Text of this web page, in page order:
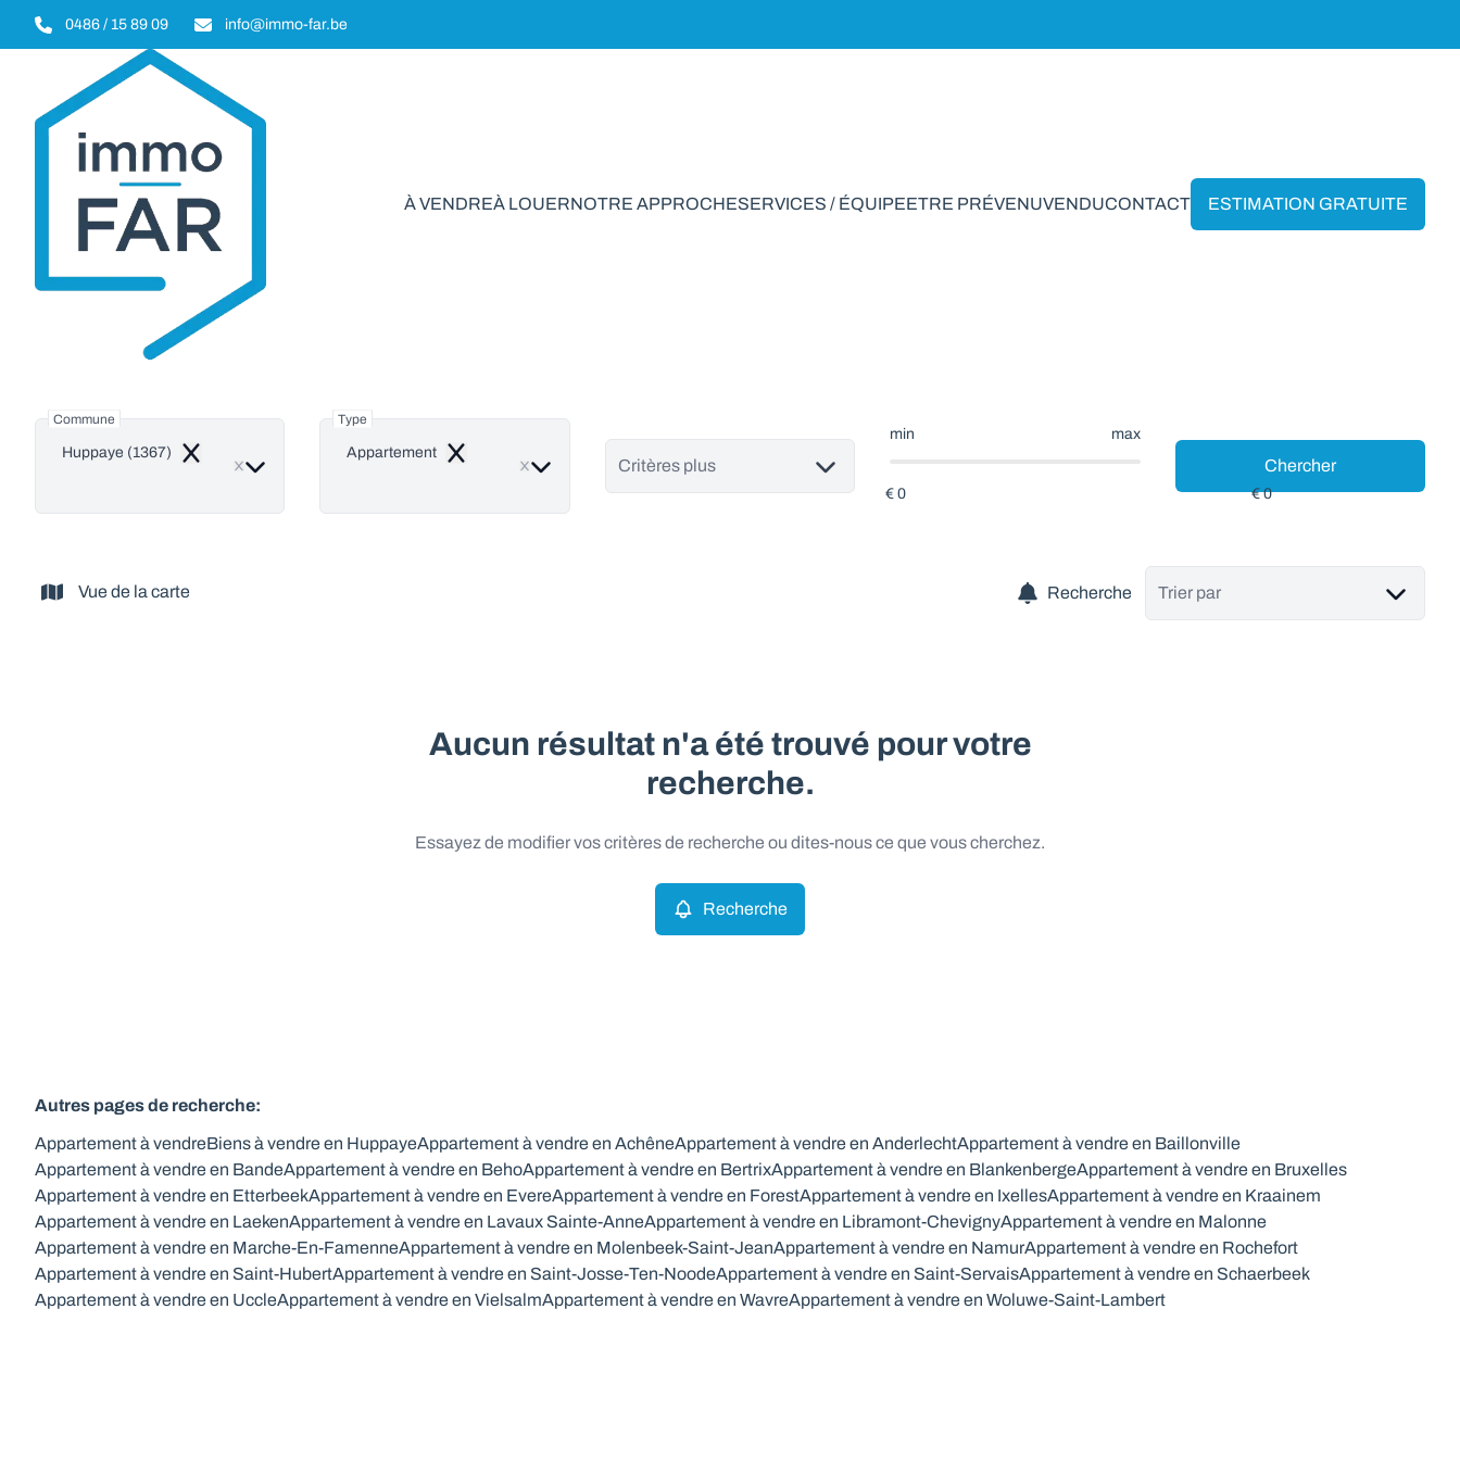
Aller au contenu principal
0486 / 15 89 09 info@immo-far.be
À VENDREÀ LOUERNOTRE APPROCHESERVICES / ÉQUIPEETRE PRÉVENUVENDUCONTACT ESTIMATION GRATUITE
Commune
Huppaye (1367) Remove
Type
Appartement Remove Critères plus
min max
Chercher
Vue de la carte Recherche Trier par
Aucun résultat n'a été trouvé pour votre
recherche.
Essayez de modifier vos critères de recherche ou dites-nous ce que vous cherchez.
Recherche
Autres pages de recherche:
Appartement à vendreBiens à vendre en HuppayeAppartement à vendre en AchêneAppartement à vendre en AnderlechtAppartement à vendre en Baillonville
Appartement à vendre en BandeAppartement à vendre en BehoAppartement à vendre en BertrixAppartement à vendre en BlankenbergeAppartement à vendre en Bruxelles
Appartement à vendre en EtterbeekAppartement à vendre en EvereAppartement à vendre en ForestAppartement à vendre en IxellesAppartement à vendre en Kraainem
Appartement à vendre en LaekenAppartement à vendre en Lavaux Sainte-AnneAppartement à vendre en Libramont-ChevignyAppartement à vendre en Malonne
Appartement à vendre en Marche-En-FamenneAppartement à vendre en Molenbeek-Saint-JeanAppartement à vendre en NamurAppartement à vendre en Rochefort
Appartement à vendre en Saint-HubertAppartement à vendre en Saint-Josse-Ten-NoodeAppartement à vendre en Saint-ServaisAppartement à vendre en Schaerbeek
Appartement à vendre en UccleAppartement à vendre en VielsalmAppartement à vendre en WavreAppartement à vendre en Woluwe-Saint-Lambert